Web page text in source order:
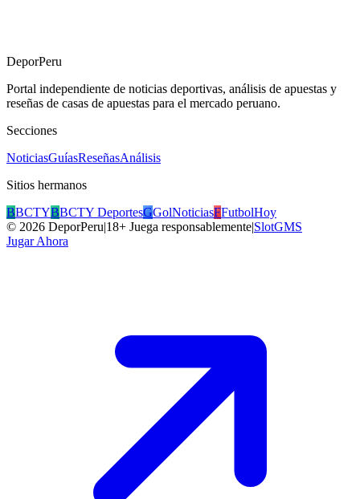
DeporPeru
Portal independiente de noticias deportivas, análisis de apuestas y
reseñas de casas de apuestas para el mercado peruano.
Secciones
NoticiasGuíasReseñasAnálisis
Sitios hermanos
BBCTYBBCTY DeportesGGolNoticiasFFutbolHoy
© 2026 DeporPeru|18+ Juega responsablemente|SlotGMS
Jugar Ahora